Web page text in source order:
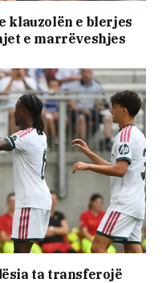
klauzolën e blerjes
e marrëveshjes
ta transferojë